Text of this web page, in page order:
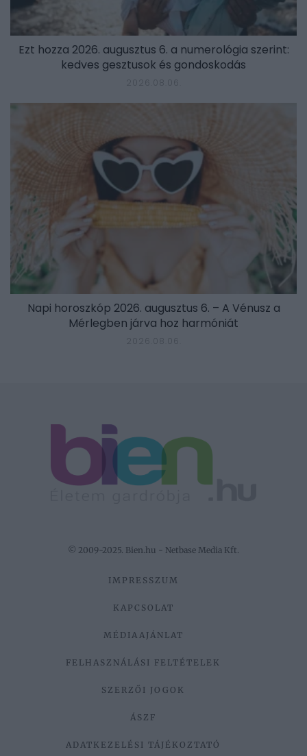
Ezt hozza 2026. augusztus 6. a numerológia szerint:
kedves gesztusok és gondoskodás
Napi horoszkóp 2026. augusztus 6. – A Vénusz a
Mérlegben járva hoz harmóniát
© 2009-2025. Bien.hu - Netbase Media Kft.
IMPRESSZUM
KAPCSOLAT
MÉDIAAJÁNLAT
FELHASZNÁLÁSI FELTÉTELEK
SZERZŐI JOGOK
ÁSZF
ADATKEZELÉSI TÁJÉKOZTATÓ